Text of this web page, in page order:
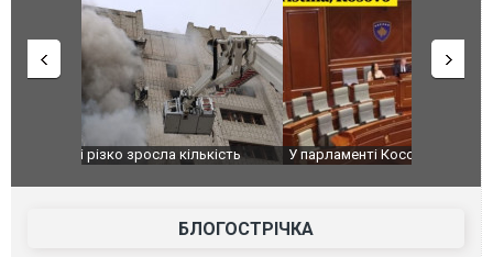
У парламенті Косово прем'єра закидали яйцями
Приїхав
до
зіркового
БЛОГОСТРІЧКА